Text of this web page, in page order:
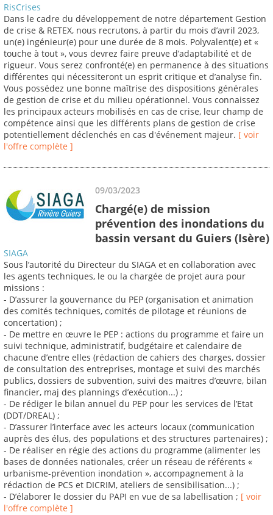
RisCrises
Dans le cadre du développement de notre département Gestion
de crise & RETEX, nous recrutons, à partir du mois d’avril 2023,
un(e) ingénieur(e) pour une durée de 8 mois. Polyvalent(e) et «
touche à tout », vous devrez faire preuve d’adaptabilité et de
rigueur. Vous serez confronté(e) en permanence à des situations
différentes qui nécessiteront un esprit critique et d’analyse fin.
Vous possédez une bonne maîtrise des dispositions générales
de gestion de crise et du milieu opérationnel. Vous connaissez
les principaux acteurs mobilisés en cas de crise, leur champ de
compétence ainsi que les différents plans de gestion de crise
potentiellement déclenchés en cas d'événement majeur. [ voir
l'offre complète ]
09/03/2023
Chargé(e) de mission
prévention des inondations du
bassin versant du Guiers (Isère)
SIAGA
Sous l’autorité du Directeur du SIAGA et en collaboration avec
les agents techniques, le ou la chargée de projet aura pour
missions :
- D’assurer la gouvernance du PEP (organisation et animation
des comités techniques, comités de pilotage et réunions de
concertation) ;
- De mettre en œuvre le PEP : actions du programme et faire un
suivi technique, administratif, budgétaire et calendaire de
chacune d’entre elles (rédaction de cahiers des charges, dossier
de consultation des entreprises, montage et suivi des marchés
publics, dossiers de subvention, suivi des maitres d’œuvre, bilan
financier, maj des plannings d’exécution...) ;
- De rédiger le bilan annuel du PEP pour les services de l’Etat
(DDT/DREAL) ;
- D’assurer l’interface avec les acteurs locaux (communication
auprès des élus, des populations et des structures partenaires) ;
- De réaliser en régie des actions du programme (alimenter les
bases de données nationales, créer un réseau de référents «
urbanisme-prévention inondation », accompagnement à la
rédaction de PCS et DICRIM, ateliers de sensibilisation...) ;
- D’élaborer le dossier du PAPI en vue de sa labellisation ; [ voir
l'offre complète ]